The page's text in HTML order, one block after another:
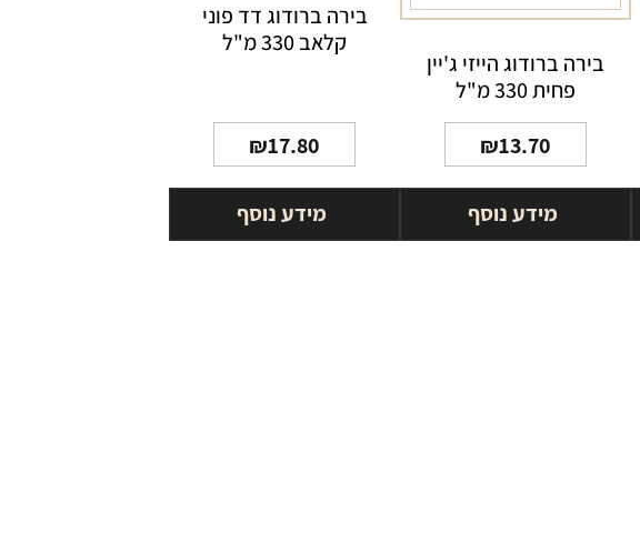
בירה ברודוג הייזי ג'יין
פחית 330 מ"ל
₪13.70
מידע נוסף
בירה ברודוג דד פוני
קלאב 330 מ"ל
₪17.80
מידע נוסף